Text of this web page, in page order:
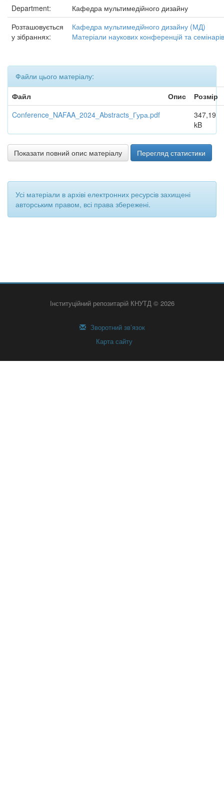
Department:
Кафедра мультимедійного дизайну
Розташовується
у зібраннях:
Кафедра мультимедійного дизайну (МД)
Матеріали наукових конференцій та семінарів
Файли цього матеріалу:
Файл
Опис
Розмір
Conference_NAFAA_2024_Abstracts_Гура.pdf
347,19
kB
Показати повний опис матеріалу Перегляд статистики
Усі матеріали в архіві електронних ресурсів захищені
авторським правом, всі права збережені.
Інституційний репозитарій КНУТД © 2026
Зворотний зв’язок
Карта сайту